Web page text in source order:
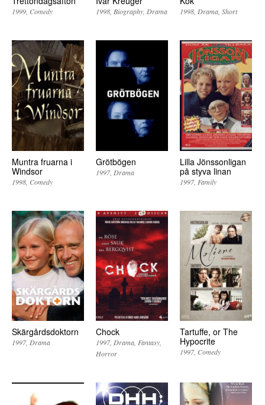
1999 Comedy 1998 Biography Drama 1998 Drama Short
Muntra fruarna i
Windsor
1998 Comedy
Grötbögen
1997 Drama
Lilla Jönssonligan
på styva linan
1997 Family
Skärgårdsdoktorn
1997 Drama
Chock
1997 Drama Fantasy
Horror
Tartuffe, or The
Hypocrite
1997 Comedy